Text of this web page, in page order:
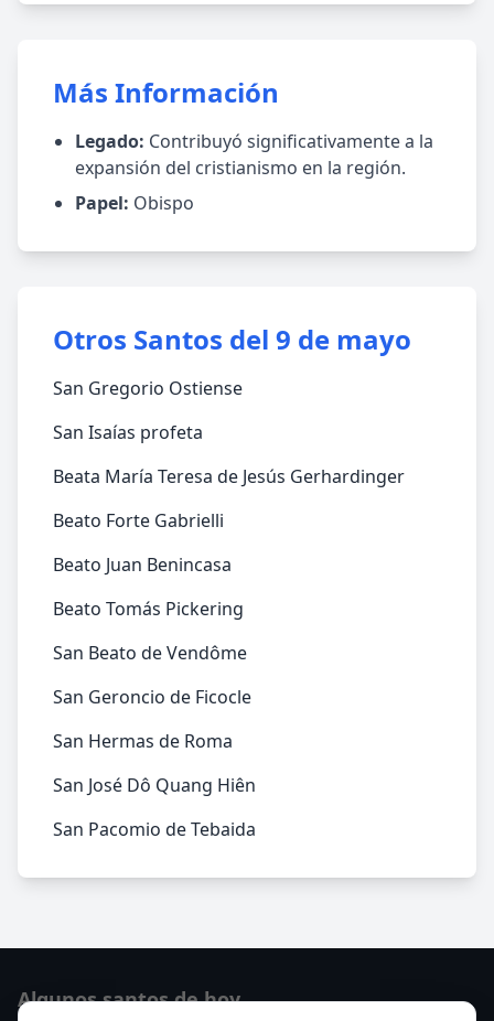
Más Información
Legado: Contribuyó significativamente a la
expansión del cristianismo en la región.
Papel: Obispo
Otros Santos del 9 de mayo
San Gregorio Ostiense
San Isaías profeta
Beata María Teresa de Jesús Gerhardinger
Beato Forte Gabrielli
Beato Juan Benincasa
Beato Tomás Pickering
San Beato de Vendôme
San Geroncio de Ficocle
San Hermas de Roma
San José Dô Quang Hiên
San Pacomio de Tebaida
Algunos santos de hoy